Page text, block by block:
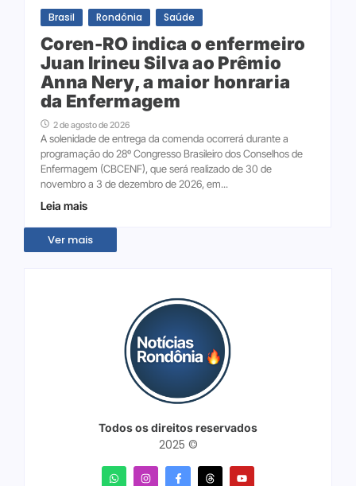
Brasil Rondônia Saúde
Coren-RO indica o enfermeiro
Juan Irineu Silva ao Prêmio
Anna Nery, a maior honraria
da Enfermagem
2 de agosto de 2026
A solenidade de entrega da comenda ocorrerá durante a
programação do 28º Congresso Brasileiro dos Conselhos de
Enfermagem (CBCENF), que será realizado de 30 de
novembro a 3 de dezembro de 2026, em...
Leia mais
Ver mais
Todos os direitos reservados
2025 ©